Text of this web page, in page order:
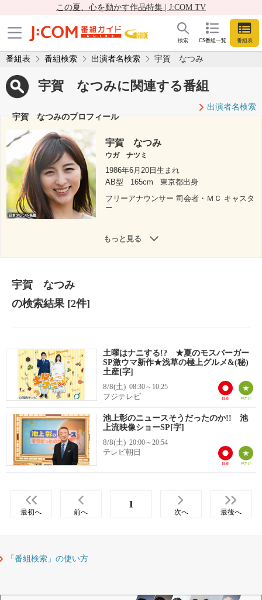
この夏、心を動かす作品特集 | J:COM TV
CS番組一覧 番組表
検索
番組表 番組検索 出演者名検索 宇賀 なつみ
宇賀 なつみに関連する番組
出演者名検索
宇賀 なつみのプロフィール
宇賀 なつみ
ウガ ナツミ
1986年6月20日生まれ
AB型
165cm
東京都出身
フリーアナウンサー 司会者・ＭＣ キャスタ
ー
もっと見る
宇賀 なつみ
の検索結果[2件]
土曜はナニする!? ★夏のモスバーガー
SP激ウマ新作★浅草の極上グルメ&(秘)
土産[字]
8/8(土) 08:30～10:25
フジテレビ
池上彰のニュースそうだったのか!! 池
上流映像ショーSP[字]
8/8(土) 20:00～20:54
テレビ朝日
最初へ 前へ
1
次へ 最後へ
「番組検索」の使い方